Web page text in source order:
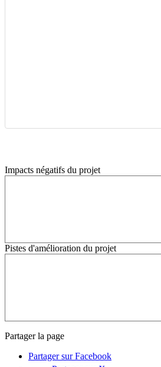
Impacts négatifs du projet
Pistes d'amélioration du projet
Partager la page
Partager sur Facebook